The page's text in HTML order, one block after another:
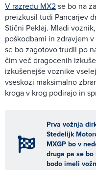
V razredu MX2se bo na
preizkusil tudi Pancarjev
Stični Peklaj. Mladi
poškodbami in zdravjem
se bo zagotovo trudil po
čim več dragocenih
izkušenejše voznike
vseskozi maksimalno
kroga v krog podirajo in
Prva vožnja
Stedelijk
MXGP bo v
druga pa se bo
bodo imeli